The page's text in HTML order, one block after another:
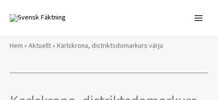
innehåll
Hem » Aktuellt» Karlskrona, distriktsdomarkurs värja